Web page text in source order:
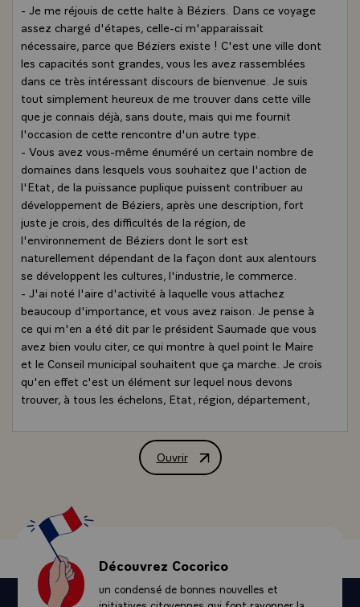
- Je me réjouis de cette halte à Béziers. Dans ce voyage
assez chargé d'étapes, celle-ci m'apparaissait
nécessaire, parce que Béziers existe ! C'est une ville dont
les capacités sont grandes, vous les avez rassemblées
dans ce très intéressant discours de bienvenue. Je suis
tout simplement heureux de me trouver dans cette ville
que je connais déjà, sans doute, mais qui me fournit
l'occasion de cette rencontre d'un autre type.
- Vous avez vous-même énuméré un certain nombre de
domaines dans lesquels vous souhaitez que l'action de
l'Etat, de la puissance puplique puissent contribuer au
développement de Béziers, après une description, fort
juste je crois, des difficultés de la région, de
l'environnement de Béziers dont le sort est
naturellement dépendant de la façon dont aux alentours
se développent les cultures, l'industrie, le commerce.
- J'ai noté l'aire d'activité à laquelle vous attachez
beaucoup d'importance, et vous avez raison. Je pense à
ce qui m'en a été dit par le président Saumade que vous
avez bien voulu citer, ce qui montre à quel point le Maire
et le Conseil municipal souhaitent que ça marche. Je crois
qu'en effet c'est un élément sur lequel nous devons
trouver, à tous les échelons, Etat, région, département,
Je suis tout à fait d'accord sur les moyens de
communication, j'ai bien écouté, une affaire qui trouve
nécessaire : c'est la liaison aérienne entre Béziers et
Paris. Elle a existé, elle a cessé. C'est un problème sans
doute commercial. Le TGV c'est pour dans longtemps. Il
va jusqu'à Lyon, à pleine vitesse, c'est remarquable, au-
delà vers Genève ou vers Marseille. Le TGV existe sur des
voies et dans des conditions qui lui permettent de trouver
Ouvrir
Allocution de M. François Mitterrand,
Découvrez Cocorico
un condensé de bonnes nouvelles et